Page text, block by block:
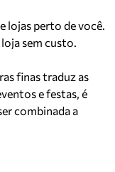
lojas perto de você.
sem custo.
finas traduz as
e festas, é
combinada a